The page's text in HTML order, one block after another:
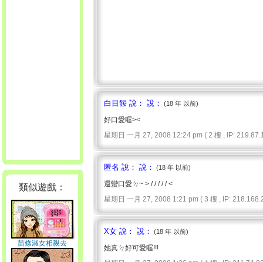
類似遊戲：
苗條淑女相親去
白目餒 說： 說： (18 年 以前)
好口愛喔><
星期日 一月 27, 2008 12:24 pm ( 2 樓 , IP:
匿名 說： 說： (18 年 以前)
還蠻口愛ㄉ~ > / / / / / <
星期日 一月 27, 2008 1:21 pm ( 3 樓 , IP:
X女 說： 說： (18 年 以前)
她真ㄉ好可愛喔!!!